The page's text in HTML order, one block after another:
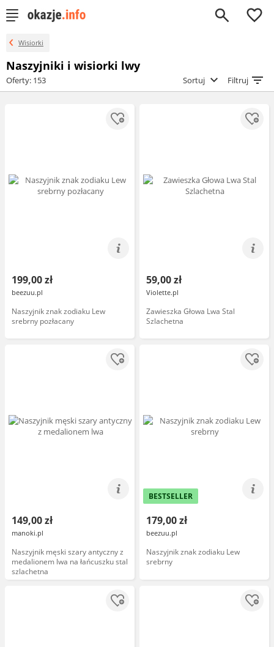
0
Wisiorki
Naszyjniki i wisiorki lwy
Oferty: 153 Sortuj Filtruj
199,00 zł
beezuu.pl
Naszyjnik znak zodiaku Lew
srebrny pozłacany
59,00 zł
Violette.pl
Zawieszka Głowa Lwa Stal
Szlachetna
149,00 zł
manoki.pl
Naszyjnik męski szary antyczny z
medalionem lwa na łańcuszku stal
szlachetna
BESTSELLER
179,00 zł
beezuu.pl
Naszyjnik znak zodiaku Lew
srebrny